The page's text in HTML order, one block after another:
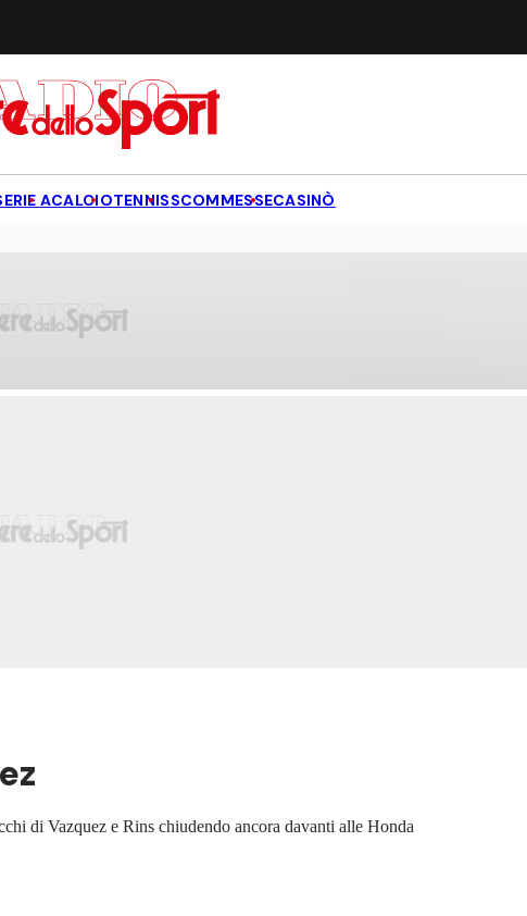
ACALCIOTENNISSCOMMESSECASINÒ
di Vazquez e Rins chiudendo ancora davanti alle Honda